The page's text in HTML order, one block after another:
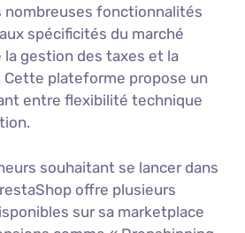
nombreuses fonctionnalités
spécificités du marché
la gestion des taxes et la
Cette plateforme propose un
entre flexibilité technique
souhaitant se lancer dans
offre plusieurs
sur sa marketplace